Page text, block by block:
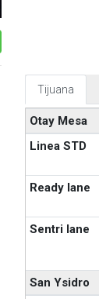
Tijuana
Otay Mesa
Linea STD
Ready lane
Sentri lane
San Ysidro